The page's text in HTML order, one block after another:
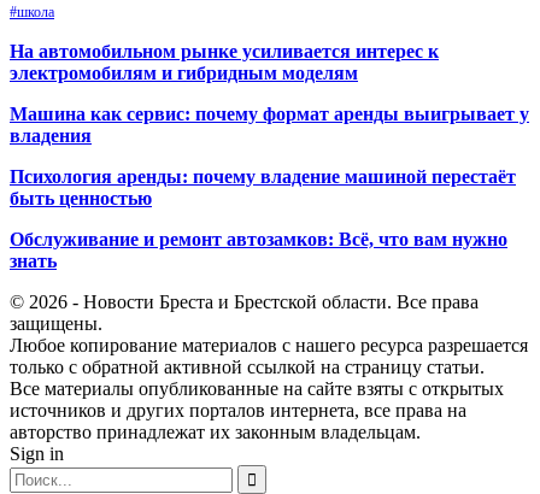
#школа
На автомобильном рынке усиливается интерес к
электромобилям и гибридным моделям
Машина как сервис: почему формат аренды выигрывает у
владения
Психология аренды: почему владение машиной перестаёт
быть ценностью
Обслуживание и ремонт автозамков: Всё, что вам нужно
знать
© 2026 - Новости Бреста и Брестской области. Все права
защищены.
Любое копирование материалов с нашего ресурса разрешается
только с обратной активной ссылкой на страницу статьи.
Все материалы опубликованные на сайте взяты с открытых
источников и других порталов интернета, все права на
авторство принадлежат их законным владельцам.
Sign in